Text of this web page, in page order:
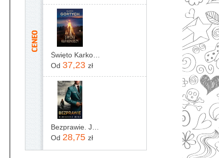
Od 37,23 zł
Od 28,75 zł